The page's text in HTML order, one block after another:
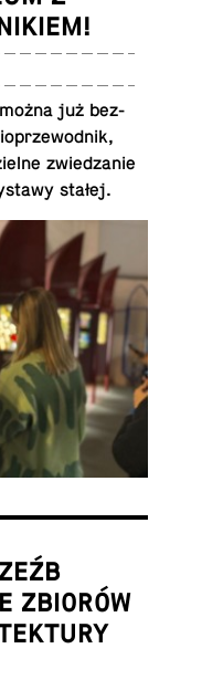
już bez­
zwie­dza­nie
stałej.
ZBIORÓW